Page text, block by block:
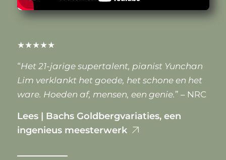
★★★★★
“Het 21-jarige supertalent, pianist Yunchan
Lim verklankt het goede, het schone en het
ware. Hoeden af, mensen, een genie.” – NRC
Lees | Bachs Goldbergvariaties, een
ingenieus meesterwerk